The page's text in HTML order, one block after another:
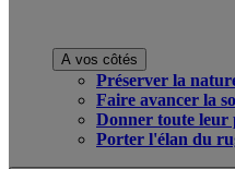
A vos côtés
Préserver la
Faire avancer la
Donner toute leur
Porter l'élan du